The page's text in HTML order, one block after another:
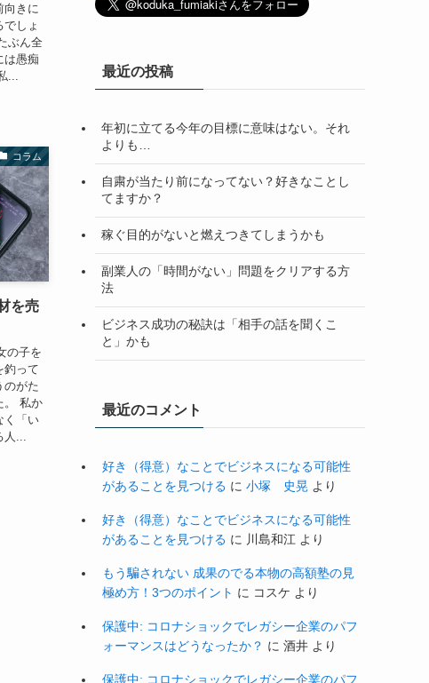
向きに
しょ
ぶん全
は愚痴
...
コラム
を売
の子を
釣って
のがた
。 私か
く「い
人...
最近の投稿
年初に立てる今年の目標に意味はない。それ
よりも…
自粛が当たり前になってない？好きなことし
てますか？
稼ぐ目的がないと燃えつきてしまうかも
副業人の「時間がない」問題をクリアする方
法
ビジネス成功の秘訣は「相手の話を聞くこ
と」かも
最近のコメント
好き（得意）なことでビジネスになる可能性
があることを見つける に 小塚 史晃 より
好き（得意）なことでビジネスになる可能性
があることを見つける に 川島和江 より
もう騙されない 成果のでる本物の高額塾の見
極め方！3つのポイント に コスケ より
保護中: コロナショックでレガシー企業のパフ
ォーマンスはどうなったか？ に 酒井 より
保護中: コロナショックでレガシー企業のパフ